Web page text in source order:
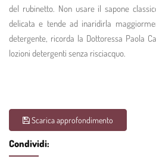
del rubinetto. Non usare il sapone
delicata e tende ad inaridirla
detergente, ricorda la Dottoressa Paola
lozioni detergenti senza risciacquo.
Scarica approfondimento
Condividi: